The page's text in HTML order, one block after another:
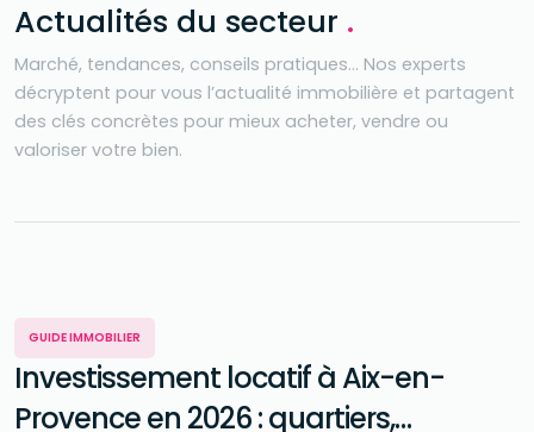
Actualités du secteur .
Marché, tendances, conseils pratiques… Nos experts
décryptent pour vous l’actualité immobilière et partagent
des clés concrètes pour mieux acheter, vendre ou
valoriser votre bien.
GUIDE IMMOBILIER
Investissement locatif à Aix-en-
Provence en 2026 : quartiers,